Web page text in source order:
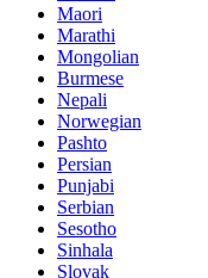
Maori
Marathi
Mongolian
Burmese
Nepali
Norwegian
Pashto
Persian
Punjabi
Serbian
Sesotho
Sinhala
Slovak